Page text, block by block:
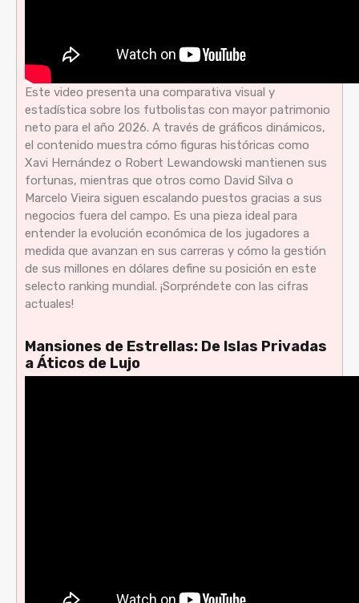
Este video presenta una comparativa visual y
estadística sobre los futbolistas con mayor patrimonio
neto para el año 2026. A través de gráficos dinámicos,
el contenido muestra cómo figuras históricas como
Xavi Hernández o Robert Lewandowski mantienen sus
fortunas, mientras que otros como David Silva o
Marcelo Vieira siguen escalando puestos gracias a sus
negocios fuera del campo. Es una pieza ideal para
entender la evolución económica de los jugadores a
medida que avanzan en sus carreras y cómo la gestión
de sus millones en dólares define su posición en este
selecto ranking mundial. ¡Sorpréndete con las cifras
actuales!
Mansiones de Estrellas: De Islas Privadas
a Áticos de Lujo